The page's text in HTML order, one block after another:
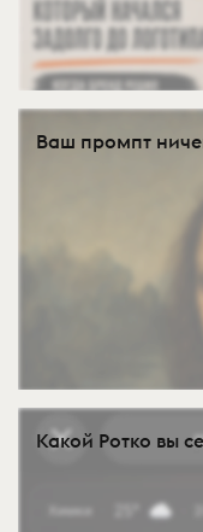
Ваш промпт
Какой Ротко вы